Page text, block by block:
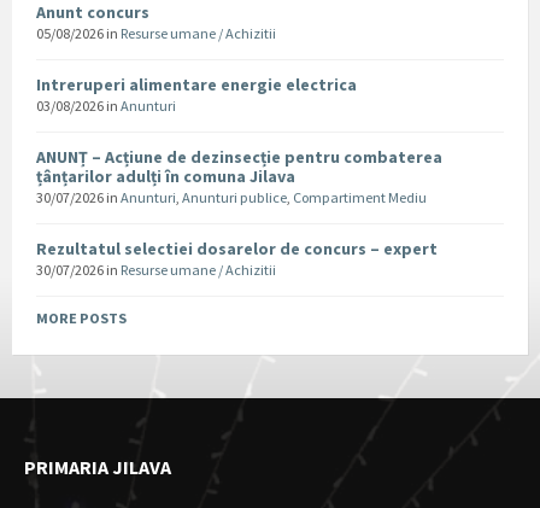
Anunt concurs
05/08/2026 in Resurse umane / Achizitii
Intreruperi alimentare energie electrica
03/08/2026 in Anunturi
ANUNȚ – Acțiune de dezinsecție pentru combaterea
țânțarilor adulți în comuna Jilava
30/07/2026 in Anunturi, Anunturi publice, Compartiment Mediu
Rezultatul selectiei dosarelor de concurs – expert
30/07/2026 in Resurse umane / Achizitii
MORE POSTS
PRIMARIA JILAVA